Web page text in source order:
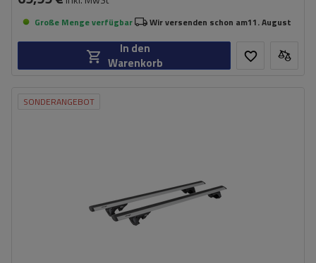
Große Menge verfügbar Wir versenden schon am11. August
In den
Warenkorb
SONDERANGEBOT